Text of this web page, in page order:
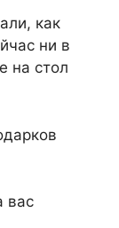
как
ни в
на стол
вас